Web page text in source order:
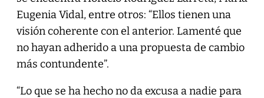
Eugenia Vidal, entre otros: “Ellos tienen una
visión coherente con el anterior. Lamenté que
no hayan adherido a una propuesta de cambio
más contundente”.
“Lo que se ha hecho no da excusa a nadie para